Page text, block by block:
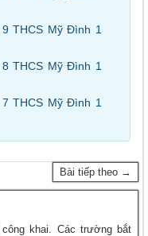
THCS Mỹ Đình 1
THCS Mỹ Đình 1
THCS Mỹ Đình 1
Bài tiếp theo →
khai.
Các trường bắt